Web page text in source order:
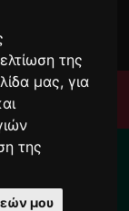
της
μας, για
της
μου
24/8 οι
να